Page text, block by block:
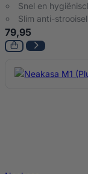
Snel en
Slim anti-
79,95